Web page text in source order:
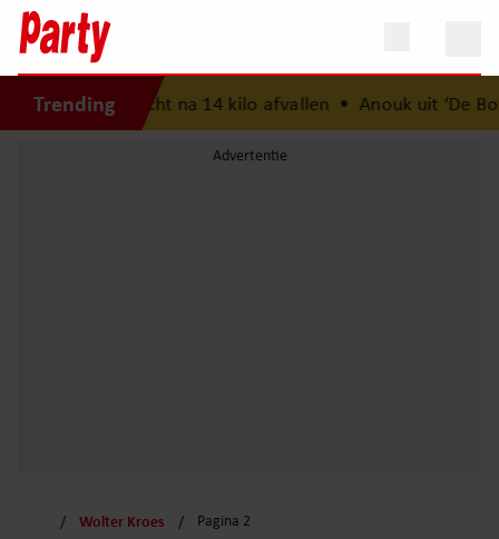
Trendingna 14 kilo afvallen•Anouk uit ‘De
Wolter Kroes Pagina 2